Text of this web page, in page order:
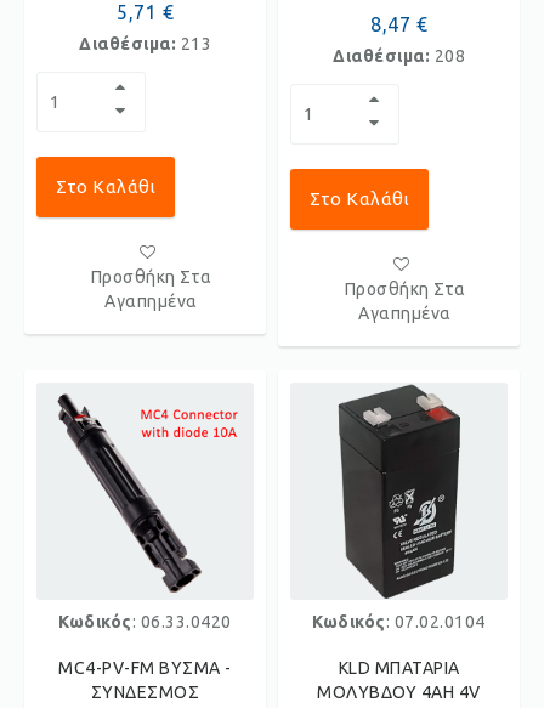
5,71 €
Διαθέσιμα: 213
Στο Καλάθι
Προσθήκη Στα
Αγαπημένα
8,47 €
Διαθέσιμα: 208
Στο Καλάθι
Προσθήκη Στα
Αγαπημένα
Κωδικός: 06.33.0420
MC4-PV-FM ΒΥΣΜΑ -
ΣΥΝΔΕΣΜΟΣ
Κωδικός: 07.02.0104
KLD ΜΠΑΤΑΡΙΑ
ΜΟΛΥΒΔΟΥ 4AH 4V